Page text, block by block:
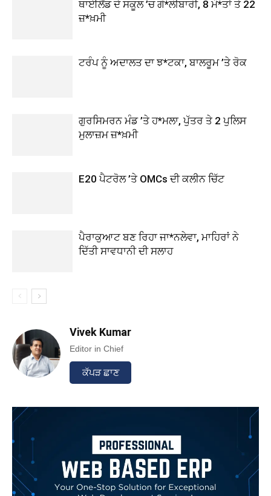
ਥਾਈਲੈਂਡ ਦੇ ਸਕੂਲ ’ਚ ਗੋ*ਲੀਬਾਰੀ, 8 ਮੌ*ਤਾਂ ਤੇ 22
ਜ਼*ਖ਼ਮੀ
ਟਰੰਪ ਨੂੰ ਅਦਾਲਤ ਦਾ ਝ*ਟਕਾ, ਬਾਲਰੂਮ ’ਤੇ ਰੋਕ
ਗੁਰਸਿਮਰਨ ਮੰਡ ’ਤੇ ਹ*ਮਲਾ, ਪੁੱਤਰ ਤੇ 2 ਪੁਲਿਸ
ਮੁਲਾਜ਼ਮ ਜ਼*ਖ਼ਮੀ
E20 ਪੈਟਰੋਲ ’ਤੇ OMCs ਦੀ ਕਲੀਨ ਚਿੱਟ
ਪੈਰਾਕੁਆਟ ਬਣ ਰਿਹਾ ਜਾ*ਨਲੇਵਾ, ਮਾਹਿਰਾਂ ਨੇ
ਦਿੱਤੀ ਸਾਵਧਾਨੀ ਦੀ ਸਲਾਹ
Vivek Kumar
Editor in Chief
ਕੱਪੜ ਛਾਣ